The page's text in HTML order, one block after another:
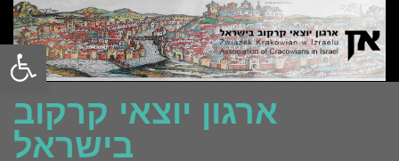
Open toolbar
ארגון יוצאי קרקוב
בישראל